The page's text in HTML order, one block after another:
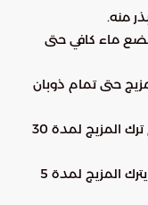
منه.
نضع ماء كافي حتى
حتى تمام ذوبان
يترك الماء حتى يغلي ثم نضع الليمون ويتم ترك المزيج لمدة 30
تتم إضافة الفانيليا على الخوخ في الإناء ثم يترك المزيج لمدة 5